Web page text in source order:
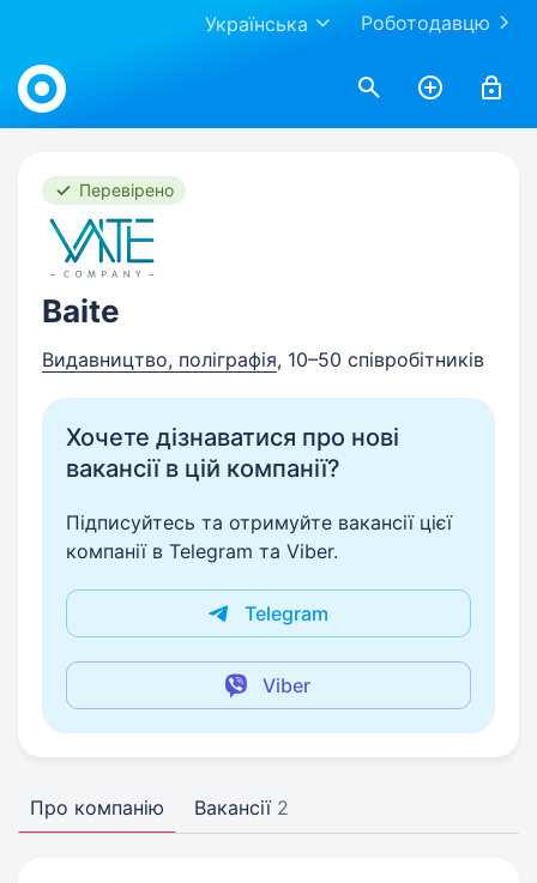
Роботодавцю
Українська
Work.ua
Перевірено
Baite
Видавництво, поліграфія, 10–50 співробітників
Хочете дізнаватися про нові
вакансії в цій компанії?
Підписуйтесь та отримуйте вакансії цієї
компанії в Telegram та Viber.
Telegram
Viber
Про компанію Вакансії 2